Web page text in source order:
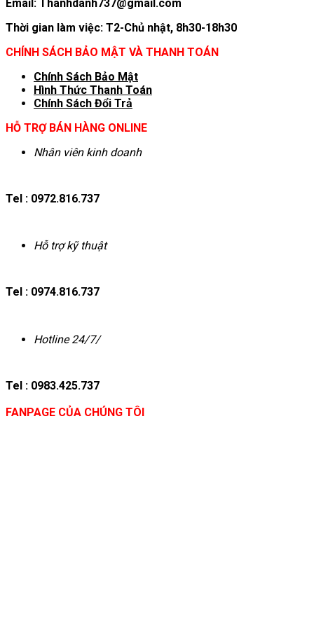
Email: Thanhdanh737@gmail.com
Thời gian làm việc: T2-Chủ nhật, 8h30-18h30
CHÍNH SÁCH BẢO MẬT VÀ THANH TOÁN
Chính Sách Bảo Mật
Hình Thức Thanh Toán
Chính Sách Đổi Trả
HỖ TRỢ BÁN HÀNG ONLINE
Nhân viên kinh doanh
Tel : 0972.816.737
Hỗ trợ kỹ thuật
Tel : 0974.816.737
Hotline 24/7/
Tel : 0983.425.737
FANPAGE CỦA CHÚNG TÔI